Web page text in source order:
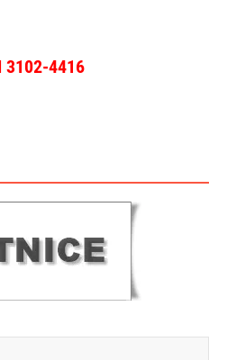
3102-4416